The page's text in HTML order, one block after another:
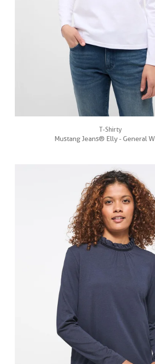
T-Shirty
Mustang Jeans® Elly - General